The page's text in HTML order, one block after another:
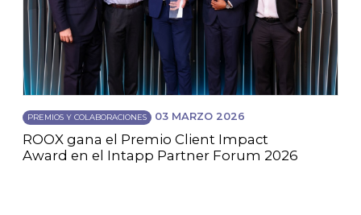
PREMIOS Y COLABORACIONES 03 MARZO 2026
ROOX gana el Premio Client Impact
Award en el Intapp Partner Forum 2026